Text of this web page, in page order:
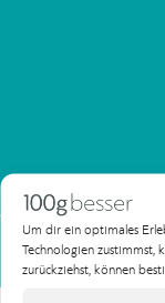
Um dir ein optimales
Technologien zustimmst,
zurückziehst, können